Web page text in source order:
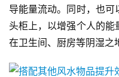
导能量流动。同时，也
头柜上，以增强个人的
在卫生间、厨房等阴湿之